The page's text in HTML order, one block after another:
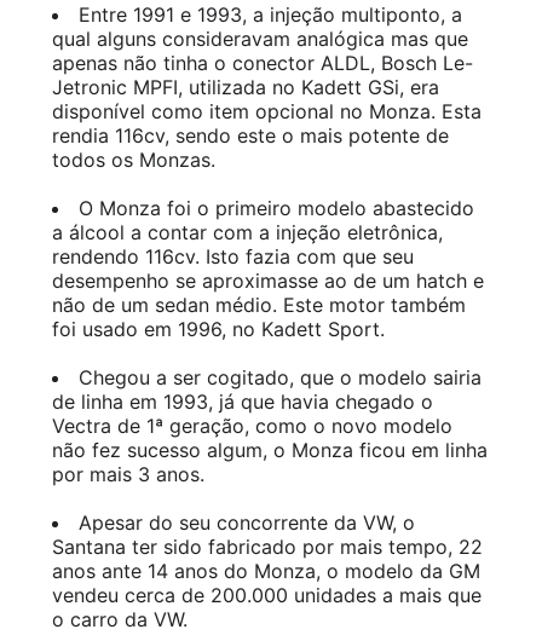
Entre 1991 e 1993, a injeção multiponto, a
qual alguns consideravam analógica mas que
apenas não tinha o conector ALDL, Bosch Le-
Jetronic MPFI, utilizada no Kadett GSi, era
disponível como item opcional no Monza. Esta
rendia 116cv, sendo este o mais potente de
todos os Monzas.
O Monza foi o primeiro modelo abastecido
a álcool a contar com a injeção eletrônica,
rendendo 116cv. Isto fazia com que seu
desempenho se aproximasse ao de um hatch e
não de um sedan médio. Este motor também
foi usado em 1996, no Kadett Sport.
Chegou a ser cogitado, que o modelo sairia
de linha em 1993, já que havia chegado o
Vectra de 1ª geração, como o novo modelo
não fez sucesso algum, o Monza ficou em linha
por mais 3 anos.
Apesar do seu concorrente da VW, o
Santana ter sido fabricado por mais tempo, 22
anos ante 14 anos do Monza, o modelo da GM
vendeu cerca de 200.000 unidades a mais que
o carro da VW.